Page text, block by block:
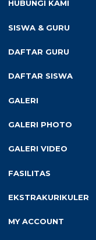
HUBUNGI KAMI
SISWA & GURU
DAFTAR GURU
DAFTAR SISWA
GALERI
GALERI PHOTO
GALERI VIDEO
FASILITAS
EKSTRAKURIKULER
MY ACCOUNT
Cari
Recent Posts
SD N Krajan Peduli
Launching Buku &
Recent Comments
Tidak ada komentar